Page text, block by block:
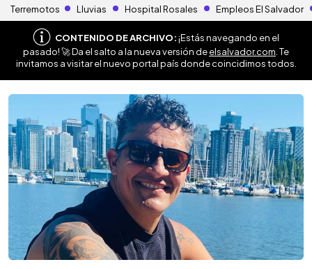
Terremotos Lluvias Hospital Rosales Empleos El Salvador
CONTENIDO DE ARCHIVO:¡Estás navegando en el
pasado! 🚀 Da el salto a la nueva versión deelsalvador.com . Te
invitamos a visitar el nuevo portal país donde coincidimos todos.